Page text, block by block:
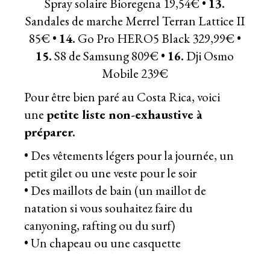
Spray solaire Bioregena 19,54€ • 13.
Sandales de marcheMerrel Terran Lattice II
85€ • 14. Go Pro HERO5 Black 329,99€ •
15. S8 de Samsung809€ • 16. Dji Osmo
Mobile 239€
Pour être bien paré au Costa Rica, voici
une petite liste non-exhaustive à
préparer.
• Des vêtements légers pour la journée, un
petit gilet ou une veste pour le soir
• Des maillots de bain (un maillot de
natation si vous souhaitez faire du
canyoning, rafting ou du surf)
• Un chapeau ou une casquette